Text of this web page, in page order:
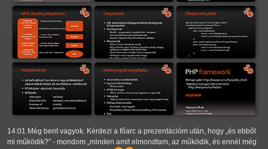
14:01 Még bent vagyok. Kérdezi a főarc a prezentációm után, hogy és ebből
mi működik? - mondom minden amit elmondtam, az működik, és ennél még